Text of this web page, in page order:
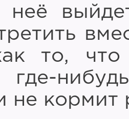
неё
то,
где-
не